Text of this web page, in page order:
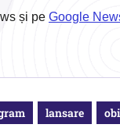
și pe Google
lansare